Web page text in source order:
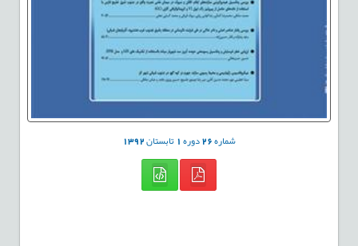
شماره26دوره1 تابستان1392